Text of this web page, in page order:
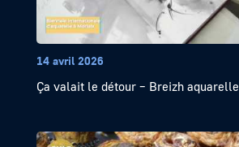
14 avril 2026
Ça valait le détour – Breizh aquarelle